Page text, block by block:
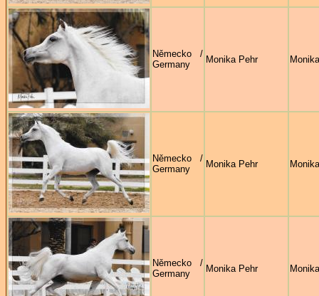
Německo /
Germany
Monika Pehr
Německo /
Germany
Monika Pehr
Německo /
Germany
Monika Pehr